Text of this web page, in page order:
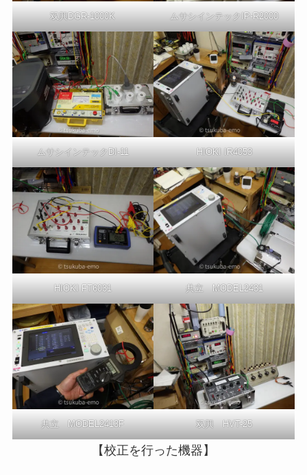
双興DGR-1000K ムサシインテックIP-R2000
ムサシインテックDI-11 HIOKI IR4053
HIOKI FT6031 共立 MODEL2431
共立 MODEL2413F 双興 HVT-25
【校正を行った機器】